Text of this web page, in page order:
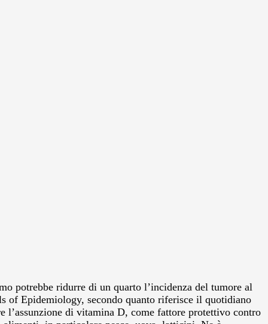
potrebbe ridurre di un quarto l’incidenza del tumore al
of Epidemiology, secondo quanto riferisce il quotidiano
l’assunzione di vitamina D, come fattore protettivo contro